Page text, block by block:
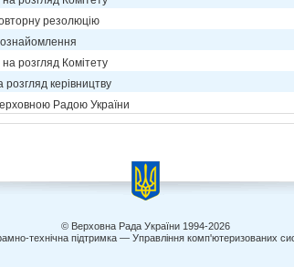
резолюцію
розгляд Комітету
керівництву
Радою України
© Верховна Рада України 1994-2026
технічна підтримка — Управління комп'ютеризованих